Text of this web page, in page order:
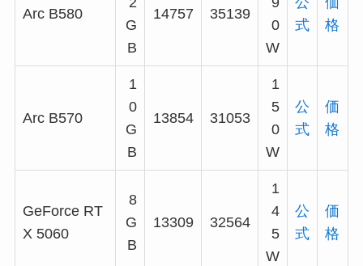
Arc B580
G
B
14757 35139
0
W
式
格
Arc B570
1
0
G
B
13854 31053
1
5
0
W
公
式
価
格
GeForce RT
X 5060
8
G
B
13309 32564
1
4
5
W
公
式
価
格